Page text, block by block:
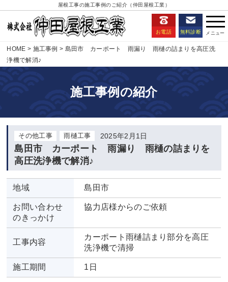
屋根工事の施工事例のご紹介（仲田屋根工業）
お電話 無料診断
HOME 施工事例
島田市 カーポート 雨漏り 雨樋の詰まりを高圧洗
浄機で解消♪
施工事例の紹介
その他工事 雨樋工事 2025年2月1日
島田市 カーポート 雨漏り 雨樋の詰まりを
高圧洗浄機で解消♪
地域 島田市
お問い合わせ
のきっかけ
協力店様からのご依頼
工事内容
カーポート雨樋詰まり部分を高圧
洗浄機で清掃
施工期間 1日